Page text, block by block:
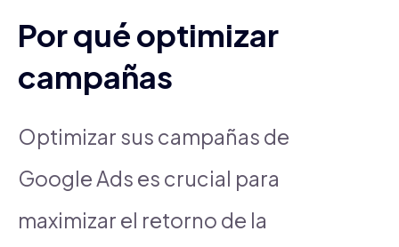
Por qué optimizar
campañas
Optimizar sus campañas de
Google Ads es crucial para
maximizar el retorno de la